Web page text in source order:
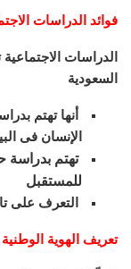
فوائد الدراسات
الدراسات
السعودية
أنها تهتم
الإنسان فى
تهتم بدراسة
للمستقبل
التعرف على
تعريف الهوية